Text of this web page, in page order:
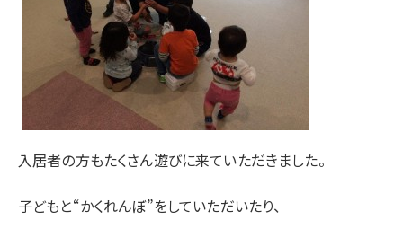
入居者の方もたくさん遊びに来ていただきました。
子どもと“かくれんぼ”をしていただいたり、